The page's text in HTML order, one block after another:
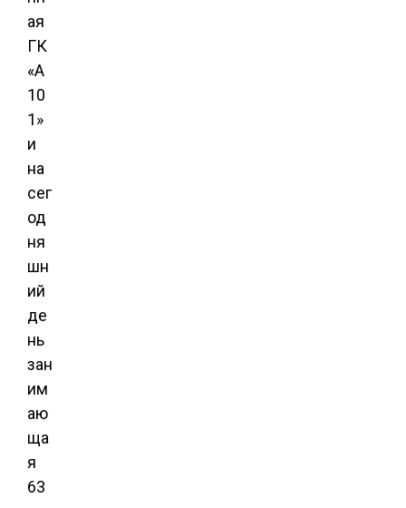
ая
ГК
«А
10
1»
и
на
сег
од
ня
шн
ий
де
нь
зан
им
аю
ща
я
63